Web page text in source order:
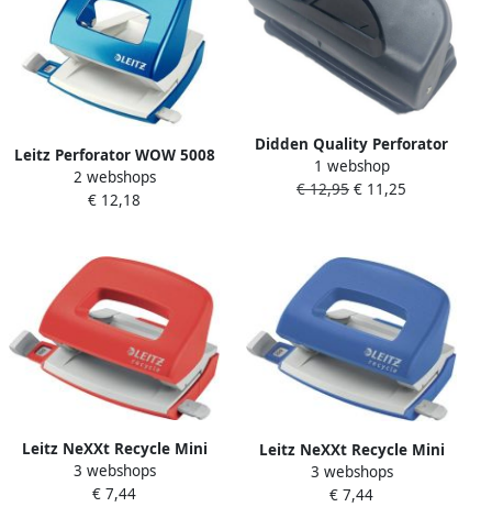
Leitz Perforator WOW 5008
NeXXt metaal 30 vel blauw
2 webshops
€ 12,18
Didden Quality Perforator
Small Zwart 88300
1 webshop
€ 12,95 € 11,25
Leitz NeXXt Recycle Mini
perforator 10 blad rood
3 webshops
€ 7,44
Leitz NeXXt Recycle Mini
perforator 10 blad blauw
3 webshops
€ 7,44